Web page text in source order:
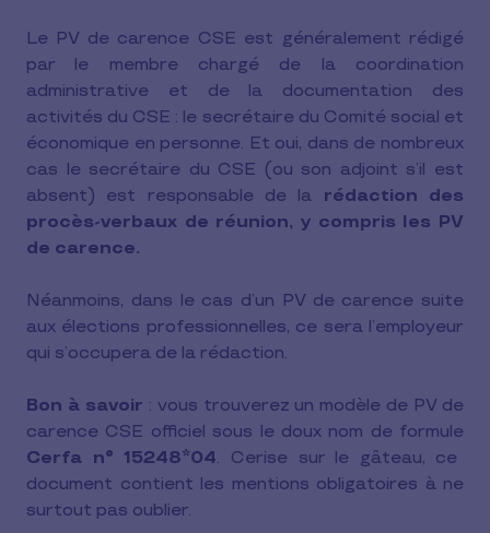
Le PV de carence CSE est généralement rédigé
par le membre chargé de la coordination
administrative et de la documentation des
activités du CSE : le secrétaire du Comité social et
économique en personne. Et oui, dans de nombreux
cas le secrétaire du CSE (ou son adjoint s’il est
absent) est responsable de la rédaction des
procès-verbaux de réunion, y compris les PV
de carence.
Néanmoins, dans le cas d’un PV de carence suite
aux élections professionnelles, ce sera l’employeur
qui s’occupera de la rédaction.
Bon à savoir : vous trouverez un modèle de PV de
carence CSE officiel sous le doux nom de formule
Cerfa n° 15248*04. Cerise sur le gâteau, ce
document contient les mentions obligatoires à ne
surtout pas oublier.